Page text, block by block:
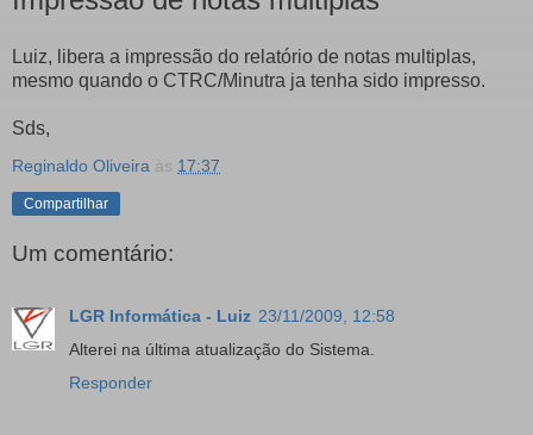
Luiz, libera a impressão do relatório de notas multiplas,
mesmo quando o CTRC/Minutra ja tenha sido impresso.
Sds,
Reginaldo Oliveira às 17:37
Compartilhar
Um comentário:
LGR Informática - Luiz 23/11/2009, 12:58
Alterei na última atualização do Sistema.
Responder